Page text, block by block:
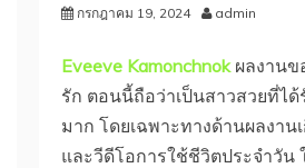
กรกฎาคม 19, 2024 admin
Eveeve Kamonchnok ผลงานข
รัก ตอนนี้ถือว่าเป็นสาวสวยที่ไ
มาก โดยเฉพาะทางด้านผลงาน
และวีดีโอการใช้ชีวิตประจำวัน